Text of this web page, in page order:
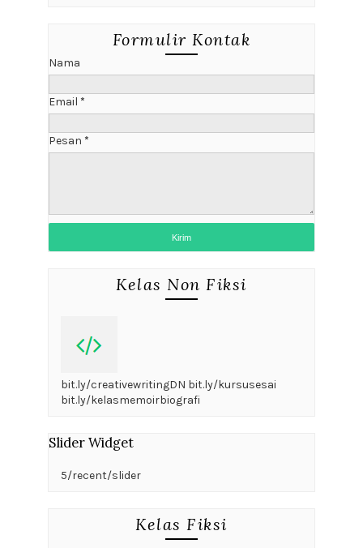
Formulir Kontak
Nama
Email *
Pesan *
Kelas Non Fiksi
bit.ly/creativewritingDN bit.ly/kursusesai
bit.ly/kelasmemoirbiografi
Slider Widget
5/recent/slider
Kelas Fiksi